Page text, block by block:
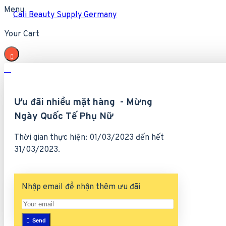
Menu
Your Cart
Ưu đãi nhiều mặt hàng - Mừng
Ngày Quốc Tế Phụ Nữ
Thời gian thực hiện: 01/03/2023 đến hết
31/03/2023.
Nhập email để nhận thêm ưu đãi
Send
Cali Beauty Supply Germany